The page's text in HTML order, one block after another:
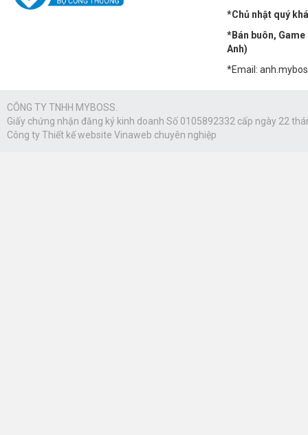
*Chủ nhật quý
*Bán buôn, Game
Anh)
*Email:
CÔNG TY TNHH MYBOSS.
Giấy chứng nhận đăng ký kinh doanh Số 0105892332 cấp ngày 22
Công tyThiết kế website Vinaweb chuyên nghiệp